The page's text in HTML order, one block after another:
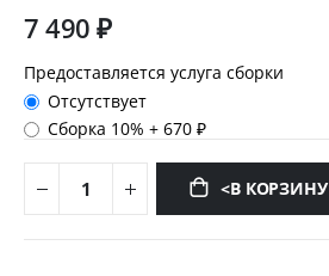
7 490 ₽
Предоставляется услуга сборки
Отсутствует
Сборка 10%+670 ₽
<В КОРЗИНУ